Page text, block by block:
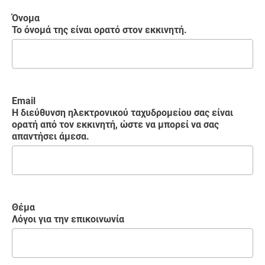
Όνομα
Το όνομά της είναι ορατό στον εκκινητή.
Email
Η διεύθυνση ηλεκτρονικού ταχυδρομείου σας είναι
ορατή από τον εκκινητή, ώστε να μπορεί να σας
απαντήσει άμεσα.
Θέμα
Λόγοι για την επικοινωνία